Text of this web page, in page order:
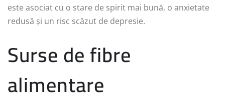
este asociat cu o stare de spirit mai bună, o anxietate
redusă și un risc scăzut de depresie.
Surse de fibre
alimentare